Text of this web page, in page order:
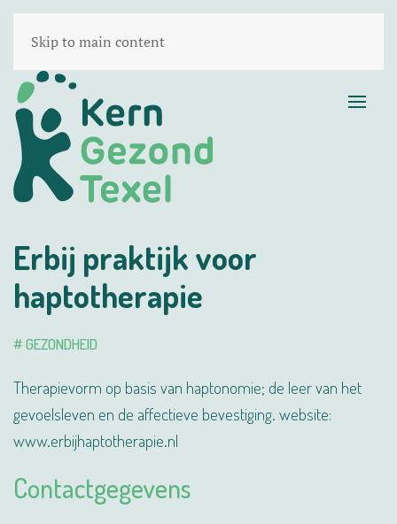
Skip to main content
Erbij praktijk voor
haptotherapie
# GEZONDHEID
Therapievorm op basis van haptonomie; de leer van het
gevoelsleven en de affectieve bevestiging. website:
www.erbijhaptotherapie.nl
Contactgegevens